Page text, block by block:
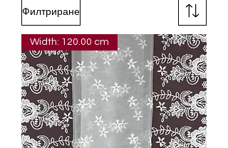
Филтриране
Width: 120.00 cm